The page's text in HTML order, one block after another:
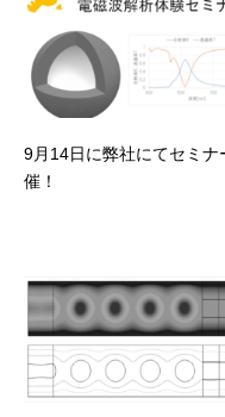
9月14日に弊社にてセミナ
催！